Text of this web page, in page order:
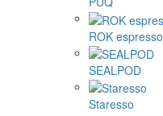
ROK espresso
SEALPOD
Staresso